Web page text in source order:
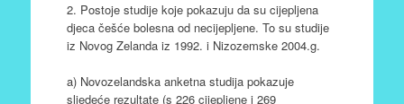
2. Postoje studije koje pokazuju da su cijepljena
djeca češće bolesna od necijepljene. To su studije
iz Novog Zelanda iz 1992. i Nizozemske 2004.g.
a) Novozelandska anketna studija pokazuje
sljedeće rezultate (s 226 cijepljene i 269